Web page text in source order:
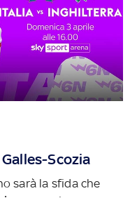
Scozia
sarà la sfida che